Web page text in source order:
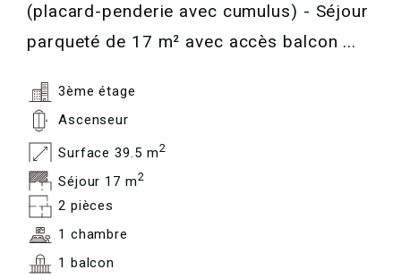
(placard-penderie avec cumulus) - Séjour
parqueté de 17 m² avec accès balcon ...
3ème étage
Ascenseur
Surface 39.5 m2
Séjour 17 m2
2 pièces
1 chambre
1 balcon